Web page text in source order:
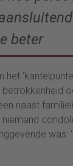
beter
naast
was: